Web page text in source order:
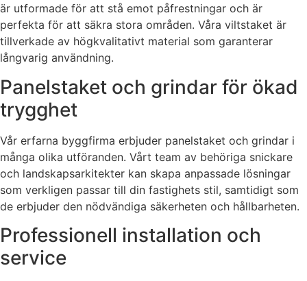
är utformade för att stå emot påfrestningar och är
perfekta för att säkra stora områden. Våra viltstaket är
tillverkade av högkvalitativt material som garanterar
långvarig användning.
Panelstaket och grindar för ökad
trygghet
Vår erfarna byggfirma erbjuder panelstaket och grindar i
många olika utföranden. Vårt team av behöriga snickare
och landskapsarkitekter kan skapa anpassade lösningar
som verkligen passar till din fastighets stil, samtidigt som
de erbjuder den nödvändiga säkerheten och hållbarheten.
Professionell installation och
service